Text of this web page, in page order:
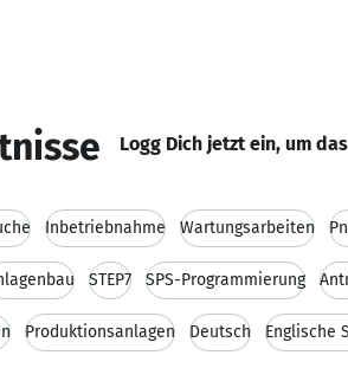
Logg Dich jetzt ein, um
Inbetriebnahme Wartungsarbeiten
STEP7 SPS-Programmierung
Produktionsanlagen Deutsch Englische